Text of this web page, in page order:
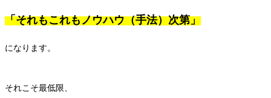
「それもこれもノウハウ（手法）次第」
になります。
それこそ最低限、